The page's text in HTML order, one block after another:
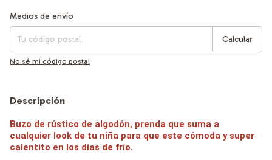
Entregas para el CP:
Medios de envío
Calcular
No sé mi código postal
Descripción
Buzo de rústico de algodón, prenda que suma a
cualquier look de tu niña para que este cómoda y super
calentito en los días de frío.